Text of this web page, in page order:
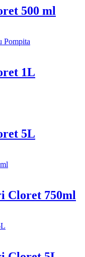
500 ml
1L
5L
Cloret 750ml